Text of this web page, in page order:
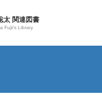
太 関連図書
Fujii’s Library